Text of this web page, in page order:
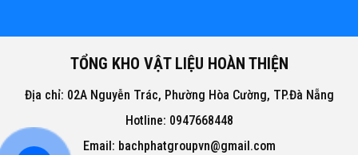
TỔNG KHO VẬT LIỆU HOÀN THIỆN
Địa chỉ: 02A Nguyễn Trác, Phường Hòa Cường, TP.Đà Nẵng
Hotline: 0947668448
Email: bachphatgroupvn@gmail.com